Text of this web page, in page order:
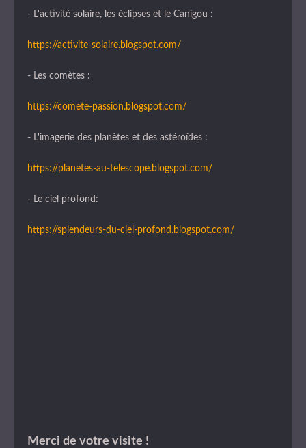
- L'activité solaire, les éclipses et le Canigou :
https://activite-solaire.blogspot.com/
- Les comètes :
https://comete-passion.blogspot.com/
- L'imagerie des planètes et des astéroïdes :
https://planetes-au-telescope.blogspot.com/
- Le ciel profond:
https://splendeurs-du-ciel-profond.blogspot.com/
Merci de votre visite !